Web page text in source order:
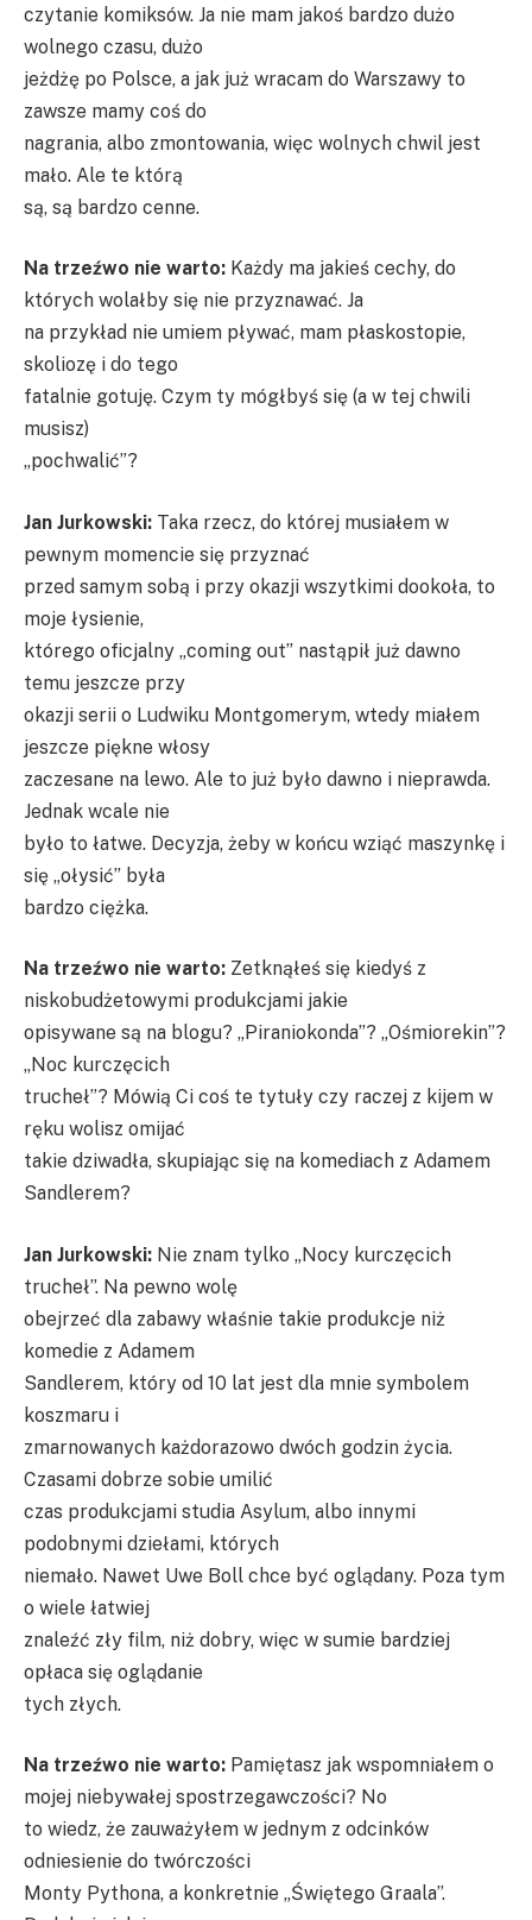
czytanie komiksów. Ja nie mam jakoś bardzo dużo
wolnego czasu, dużo
jeżdżę po Polsce, a jak już wracam do Warszawy to
zawsze mamy coś do
nagrania, albo zmontowania, więc wolnych chwil jest
mało. Ale te którą
są, są bardzo cenne.
Na trzeźwo nie warto: Każdy ma jakieś cechy, do
których wolałby się nie przyznawać. Ja
na przykład nie umiem pływać, mam płaskostopie,
skoliozę i do tego
fatalnie gotuję. Czym ty mógłbyś się (a w tej chwili
musisz)
„pochwalić”?
Jan Jurkowski: Taka rzecz, do której musiałem w
pewnym momencie się przyznać
przed samym sobą i przy okazji wszytkimi dookoła, to
moje łysienie,
którego oficjalny „coming out” nastąpił już dawno
temu jeszcze przy
okazji serii o Ludwiku Montgomerym, wtedy miałem
jeszcze piękne włosy
zaczesane na lewo. Ale to już było dawno i nieprawda.
Jednak wcale nie
było to łatwe. Decyzja, żeby w końcu wziąć maszynkę i
się „ołysić” była
bardzo ciężka.
Na trzeźwo nie warto: Zetknąłeś się kiedyś z
niskobudżetowymi produkcjami jakie
opisywane są na blogu? „Piraniokonda”? „Ośmiorekin”?
„Noc kurczęcich
trucheł”? Mówią Ci coś te tytuły czy raczej z kijem w
ręku wolisz omijać
takie dziwadła, skupiając się na komediach z Adamem
Sandlerem?
Jan Jurkowski: Nie znam tylko „Nocy kurczęcich
trucheł”. Na pewno wolę
obejrzeć dla zabawy właśnie takie produkcje niż
komedie z Adamem
Sandlerem, który od 10 lat jest dla mnie symbolem
koszmaru i
zmarnowanych każdorazowo dwóch godzin życia.
Czasami dobrze sobie umilić
czas produkcjami studia Asylum, albo innymi
podobnymi dziełami, których
niemało. Nawet Uwe Boll chce być oglądany. Poza tym
o wiele łatwiej
znaleźć zły film, niż dobry, więc w sumie bardziej
opłaca się oglądanie
tych złych.
Na trzeźwo nie warto: Pamiętasz jak wspomniałem o
mojej niebywałej spostrzegawczości? No
to wiedz, że zauważyłem w jednym z odcinków
odniesienie do twórczości
Monty Pythona, a konkretnie „Świętego Graala”.